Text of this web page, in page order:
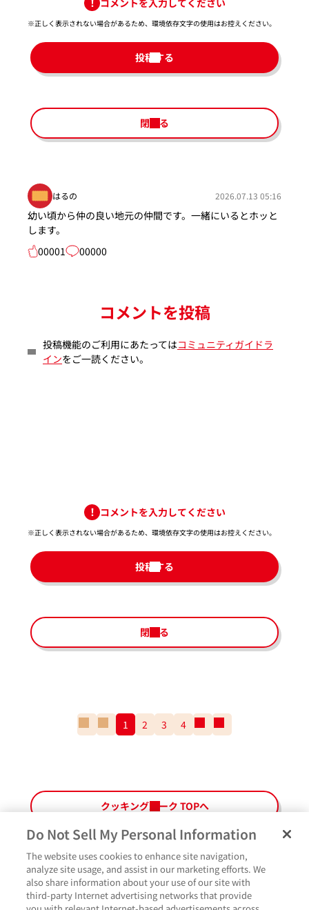
※正しく表示されない場合があるため、環境依存文字の使用はお控えください。​
投稿する
閉じる
はるの 2026.07.13 05:16
幼い頃から仲の良い地元の仲間です。一緒にいるとホッと
します。
00001
00000
コメントを投稿
投稿機能のご利用にあたってはコミュニティガイドラ
インをご一読ください。
コメントを入力してください
※正しく表示されない場合があるため、環境依存文字の使用はお控えください。​
投稿する
閉じる
番
ペ
ー
ジ
の
1 2 3 4
の
番
ペ
ー
クッキングパーク TOPへ
いいね
Do Not Sell My Personal Information
The website uses cookies to enhance site navigation,
analyze site usage, and assist in our marketing efforts. We
also share information about your use of our site with
third-party Internet advertising networks that provide